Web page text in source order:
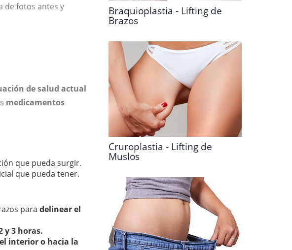
de fotos antes y
de salud actual
medicamentos
que pueda surgir.
que pueda tener.
para delinear el
y 3 horas.
interior o hacia la
Braquioplastia - Lifting de
Brazos
Cruroplastia - Lifting de
Muslos